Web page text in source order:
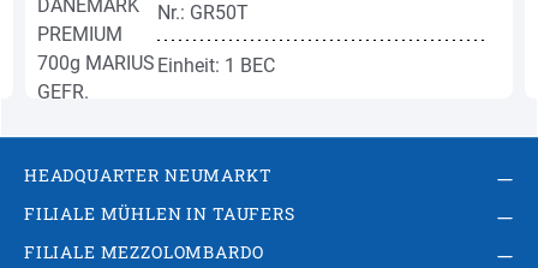
Nr.: GR50T
Einheit: 1 BEC
HEADQUARTER NEUMARKT
FILIALE MÜHLEN IN TAUFERS
FILIALE MEZZOLOMBARDO